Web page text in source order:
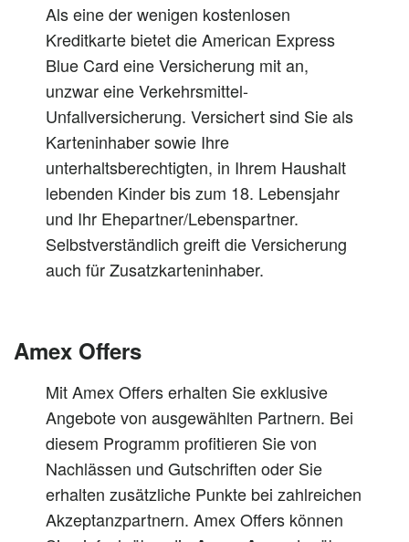
Als eine der wenigen kostenlosen
Kreditkarte bietet die American Express
Blue Card eine Versicherung mit an,
unzwar eine Verkehrsmittel-
Unfallversicherung. Versichert sind Sie als
Karteninhaber sowie Ihre
unterhaltsberechtigten, in Ihrem Haushalt
lebenden Kinder bis zum 18. Lebensjahr
und Ihr Ehepartner/Lebenspartner.
Selbstverständlich greift die Versicherung
auch für Zusatzkarteninhaber.
Amex Offers
Mit Amex Offers erhalten Sie exklusive
Angebote von ausgewählten Partnern. Bei
diesem Programm profitieren Sie von
Nachlässen und Gutschriften oder Sie
erhalten zusätzliche Punkte bei zahlreichen
Akzeptanzpartnern. Amex Offers können